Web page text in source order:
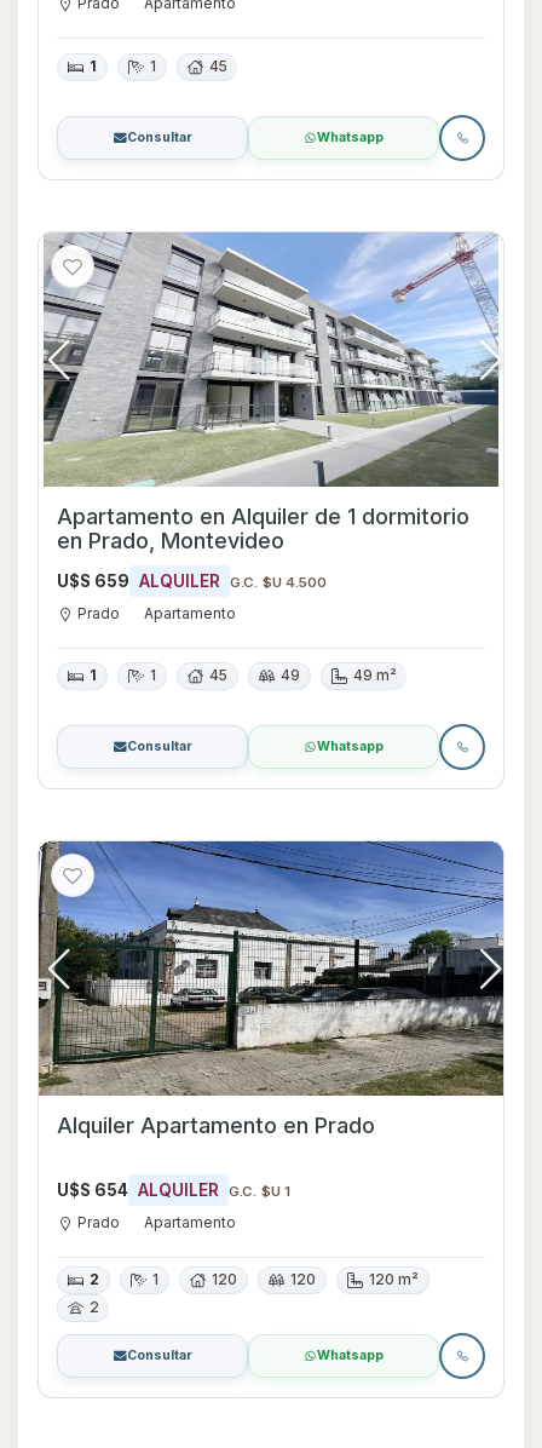
1 1 45
Consultar Whatsapp
Apartamento en Alquiler de 1 dormitorio
en Prado, Montevideo
U$S 659 ALQUILER G.C. $U 4.500
Prado Apartamento
1 1 45 49 49 m²
Consultar Whatsapp
Alquiler Apartamento en Prado
U$S 654 ALQUILER G.C. $U 1
Prado Apartamento
2 1 120 120
120 m²
2
Consultar Whatsapp